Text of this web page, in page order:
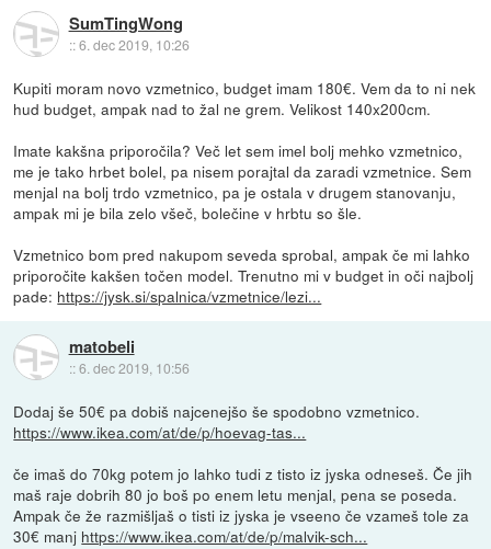
SumTingWong
::6. dec 2019, 10:26
Kupiti moram novo vzmetnico, budget imam 180€. Vem da to ni nek
hud budget, ampak nad to žal ne grem. Velikost 140x200cm.
Imate kakšna priporočila? Več let sem imel bolj mehko vzmetnico,
me je tako hrbet bolel, pa nisem porajtal da zaradi vzmetnice. Sem
menjal na bolj trdo vzmetnico, pa je ostala v drugem stanovanju,
ampak mi je bila zelo všeč, bolečine v hrbtu so šle.
Vzmetnico bom pred nakupom seveda sprobal, ampak če mi lahko
priporočite kakšen točen model. Trenutno mi v budget in oči najbolj
pade: https://jysk.si/spalnica/vzmetnice/lezi...
matobeli
::6. dec 2019, 10:56
Dodaj še 50€ pa dobiš najcenejšo še spodobno vzmetnico.
https://www.ikea.com/at/de/p/hoevag-tas...
če imaš do 70kg potem jo lahko tudi z tisto iz jyska odneseš. Če jih
maš raje dobrih 80 jo boš po enem letu menjal, pena se poseda.
Ampak če že razmišljaš o tisti iz jyska je vseeno če vzameš tole za
30€ manj https://www.ikea.com/at/de/p/malvik-sch...